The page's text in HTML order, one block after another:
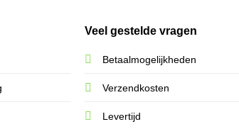
Veel gestelde vragen
Betaalmogelijkheden
Verzendkosten
Levertijd